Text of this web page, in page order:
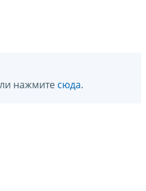
нажмите сюда.